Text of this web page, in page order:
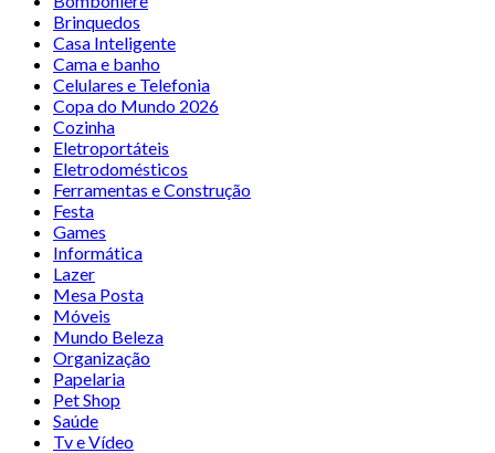
Brinquedos
Casa Inteligente
Cama e banho
Celulares e Telefonia
Copa do Mundo 2026
Cozinha
Eletroportáteis
Eletrodomésticos
Ferramentas e Construção
Festa
Games
Informática
Lazer
Mesa Posta
Móveis
Mundo Beleza
Organização
Papelaria
Pet Shop
Saúde
Tv e Vídeo